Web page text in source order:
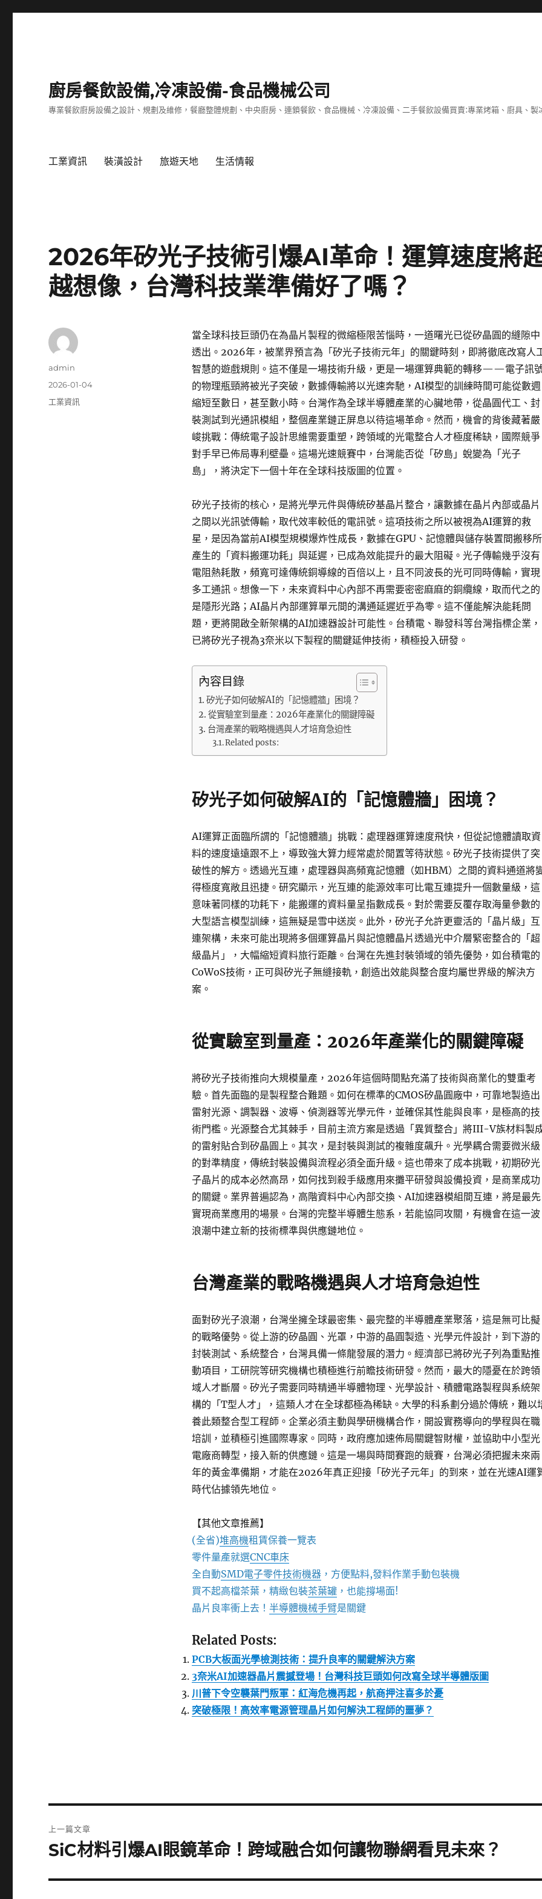
廚房餐飲設備,冷凍設備-食品機械公司
專業餐飲廚房設備之設計、規劃及維修，餐廳整體規劃、中央廚房、連鎖餐飲、食品機械、冷凍設備、二手餐飲設備買賣:專業烤箱、廚具、
工業資訊 裝潢設計 旅遊天地 生活情報
2026年矽光子技術引爆AI革命！運算速度將
越想像，台灣科技業準備好了嗎？
當全球科技巨頭仍在為晶片製程的微縮極限苦惱時，一道曙光已從矽晶圓的縫隙中
透出。2026年，被業界預言為「矽光子技術元年」的關鍵時刻，即將徹底改寫人
智慧的遊戲規則。這不僅是一場技術升級，更是一場運算典範的轉移——電子訊
的物理瓶頸將被光子突破，數據傳輸將以光速奔馳，AI模型的訓練時間可能從數週
縮短至數日，甚至數小時。台灣作為全球半導體產業的心臟地帶，從晶圓代工、封
裝測試到光通訊模組，整個產業鏈正屏息以待這場革命。然而，機會的背後藏著嚴
峻挑戰：傳統電子設計思維需要重塑，跨領域的光電整合人才極度稀缺，國際競爭
對手早已佈局專利壁壘。這場光速競賽中，台灣能否從「矽島」蛻變為「光子
島」，將決定下一個十年在全球科技版圖的位置。
矽光子技術的核心，是將光學元件與傳統矽基晶片整合，讓數據在晶片內部或晶片
之間以光訊號傳輸，取代效率較低的電訊號。這項技術之所以被視為AI運算的救
星，是因為當前AI模型規模爆炸性成長，數據在GPU、記憶體與儲存裝置間搬移所
產生的「資料搬運功耗」與延遲，已成為效能提升的最大阻礙。光子傳輸幾乎沒有
電阻熱耗散，頻寬可達傳統銅導線的百倍以上，且不同波長的光可同時傳輸，實現
多工通訊。想像一下，未來資料中心內部不再需要密密麻麻的銅纜線，取而代之的
是隱形光路；AI晶片內部運算單元間的溝通延遲近乎為零。這不僅能解決能耗問
題，更將開啟全新架構的AI加速器設計可能性。台積電、聯發科等台灣指標企業，
已將矽光子視為3奈米以下製程的關鍵延伸技術，積極投入研發。
內容目錄
矽光子如何破解AI的「記憶體牆」困境？
從實驗室到量產：2026年產業化的關鍵障礙
台灣產業的戰略機遇與人才培育急迫性
Related posts:
矽光子如何破解AI的「記憶體牆」困境？
AI運算正面臨所謂的「記憶體牆」挑戰：處理器運算速度飛快，但從記憶體讀取資
料的速度遠遠跟不上，導致強大算力經常處於閒置等待狀態。矽光子技術提供了突
破性的解方。透過光互連，處理器與高頻寬記憶體（如HBM）之間的資料通道將
得極度寬敞且迅捷。研究顯示，光互連的能源效率可比電互連提升一個數量級，這
意味著同樣的功耗下，能搬運的資料量呈指數成長。對於需要反覆存取海量參數的
大型語言模型訓練，這無疑是雪中送炭。此外，矽光子允許更靈活的「晶片級」互
連架構，未來可能出現將多個運算晶片與記憶體晶片透過光中介層緊密整合的「超
級晶片」，大幅縮短資料旅行距離。台灣在先進封裝領域的領先優勢，如台積電的
CoWoS技術，正可與矽光子無縫接軌，創造出效能與整合度均屬世界級的解決方
案。
從實驗室到量產：2026年產業化的關鍵障礙
將矽光子技術推向大規模量產，2026年這個時間點充滿了技術與商業化的雙重考
驗。首先面臨的是製程整合難題。如何在標準的CMOS矽晶圓廠中，可靠地製造出
雷射光源、調製器、波導、偵測器等光學元件，並確保其性能與良率，是極高的技
術門檻。光源整合尤其棘手，目前主流方案是透過「異質整合」將III-V族材料製
的雷射貼合到矽晶圓上。其次，是封裝與測試的複雜度飆升。光學耦合需要微米級
的對準精度，傳統封裝設備與流程必須全面升級。這也帶來了成本挑戰，初期矽光
子晶片的成本必然高昂，如何找到殺手級應用來攤平研發與設備投資，是商業成功
的關鍵。業界普遍認為，高階資料中心內部交換、AI加速器模組間互連，將是最先
實現商業應用的場景。台灣的完整半導體生態系，若能協同攻關，有機會在這一波
浪潮中建立新的技術標準與供應鏈地位。
台灣產業的戰略機遇與人才培育急迫性
面對矽光子浪潮，台灣坐擁全球最密集、最完整的半導體產業聚落，這是無可比擬
的戰略優勢。從上游的矽晶圓、光罩，中游的晶圓製造、光學元件設計，到下游的
封裝測試、系統整合，台灣具備一條龍發展的潛力。經濟部已將矽光子列為重點推
動項目，工研院等研究機構也積極進行前瞻技術研發。然而，最大的隱憂在於跨領
域人才斷層。矽光子需要同時精通半導體物理、光學設計、積體電路製程與系統架
構的「T型人才」，這類人才在全球都極為稀缺。大學的科系劃分過於傳統，難以
養此類整合型工程師。企業必須主動與學研機構合作，開設實務導向的學程與在職
培訓，並積極引進國際專家。同時，政府應加速佈局關鍵智財權，並協助中小型光
電廠商轉型，接入新的供應鏈。這是一場與時間賽跑的競賽，台灣必須把握未來兩
年的黃金準備期，才能在2026年真正迎接「矽光子元年」的到來，並在光速AI運
時代佔據領先地位。
【其他文章推薦】
(全省)堆高機租賃保養一覽表
零件量產就選CNC車床
全自動SMD電子零件技術機器，方便點料,發料作業手動包裝機
買不起高檔茶葉，精緻包裝茶葉罐，也能撐場面!
晶片良率衝上去！ 半導體機械手臂是關鍵
Related Posts:
PCB大板面光學檢測技術：提升良率的關鍵解決方案
3奈米AI加速器晶片震撼登場！台灣科技巨頭如何改寫全球半導體版圖
川普下令空襲葉門叛軍：紅海危機再起，航商押注喜多於憂
突破極限！高效率電源管理晶片如何解決工程師的噩夢？
作
admin
發
2026-01-04
分
工業資訊
章
上一篇文章
上
篇
SiC材料引爆AI眼鏡革命！跨域融合如何讓物聯網看見未來？